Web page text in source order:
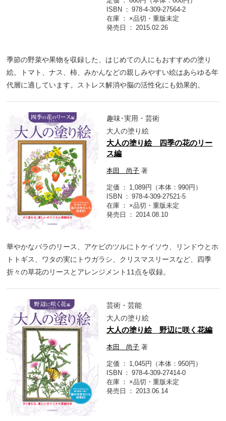
ISBN
978-4-309-27564-2
在庫
×品切・重版未定
発売日
2015.02.26
季節の野菜や果物を収録した、はじめての人にもおすすめの塗り
絵。トマト、ナス、柿、みかんなどの親しみやすい絵はあらゆる年
代層に適しています。ストレス解消や脳の活性化にも効果的。
趣味･実用・芸術
大人の塗り絵
大人の塗り絵 四季の花のリー
ス編
本田 尚子 著
定価
1,089円（本体：990円）
ISBN
978-4-309-27521-5
在庫
×品切・重版未定
発売日
2014.08.10
華やかなバラのリース、アケビのツルにトケイソウ、リンドウとホ
トトギス、ワタの実にトウガラシ、クリスマスリースなど、四季
折々の草花のリースとアレンジメント11点を収録。
芸術・芸能
大人の塗り絵
大人の塗り絵 野辺に咲く花編
本田 尚子 著
定価
1,045円（本体：950円）
ISBN
978-4-309-27414-0
在庫
×品切・重版未定
発売日
2013.06.14